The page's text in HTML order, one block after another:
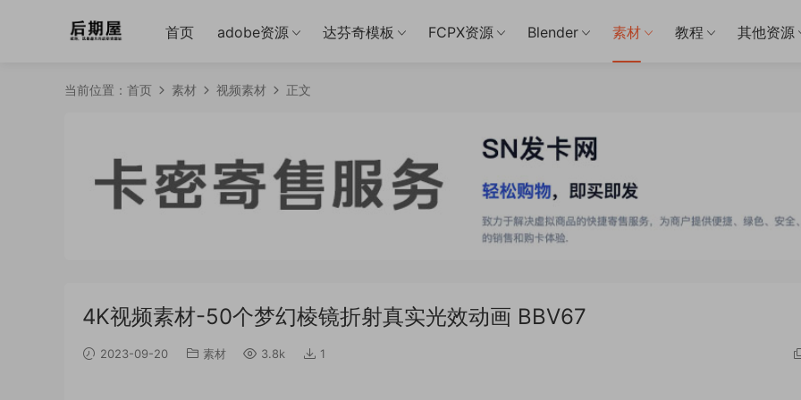
首页 adobe资源 达芬奇模板 FCPX资源 Blender 素材 教程 其他资源
当前位置： 首页 素材 视频素材 正文
4K视频素材-50个梦幻棱镜折射真实光效动画 BBV67
2023-09-20 素材 3.8k 1